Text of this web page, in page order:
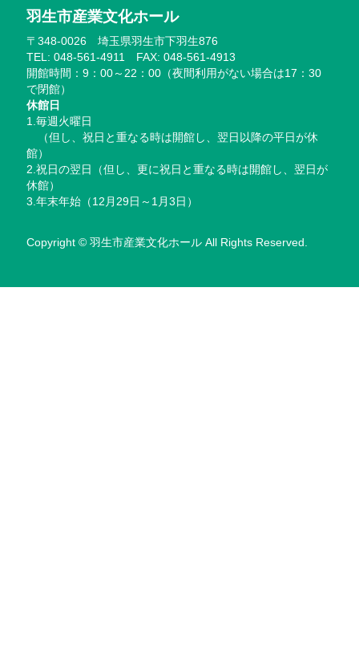
羽生市産業文化ホール
〒348-0026 埼玉県羽生市下羽生876
TEL: 048-561-4911 FAX: 048-561-4913
開館時間：9：00～22：00（夜間利用がない場合は17：30
で閉館）
休館日
1.毎週火曜日
（但し、祝日と重なる時は開館し、翌日以降の平日が休
館）
2.祝日の翌日（但し、更に祝日と重なる時は開館し、翌日が
休館）
3.年末年始（12月29日～1月3日）
Copyright © 羽生市産業文化ホール All Rights Reserved.